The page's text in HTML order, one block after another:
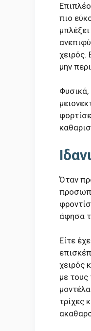
πιο
χειρός.
μην
Φυσικά,
Όταν
άφησα
Είτε
χειρός
με
τρίχες